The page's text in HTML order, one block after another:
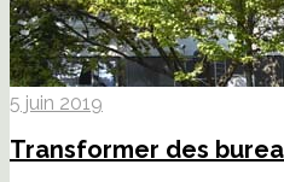
5 juin 2019
Transformer des